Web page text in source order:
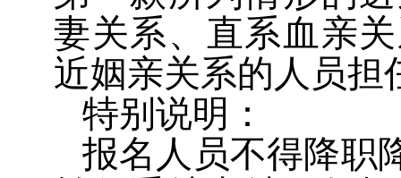
妻关系、直系血亲
近姻亲关系的人员担
特别说明：
报名人员不得降职